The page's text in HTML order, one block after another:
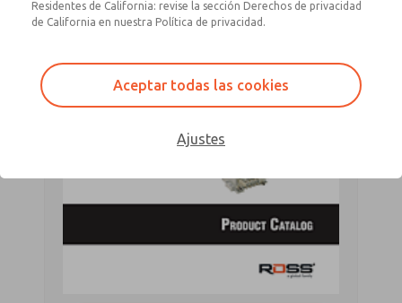
Residentes de California: revise la sección Derechos de privacidad
de California en nuestra Política de privacidad.
Aceptar todas las cookies
Ajustes